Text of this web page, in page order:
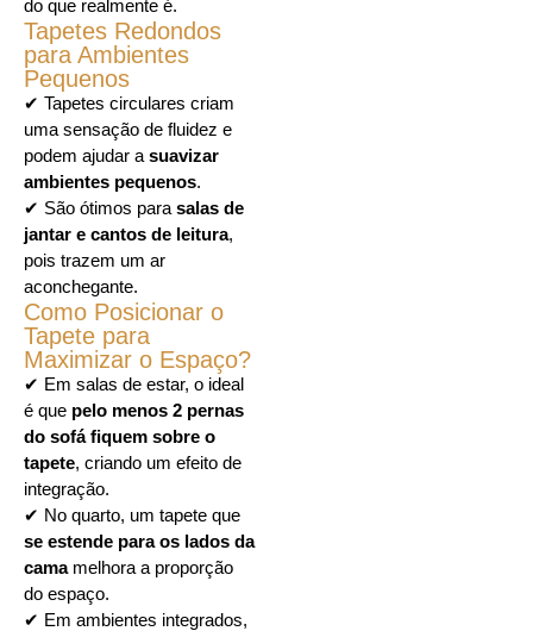
do que realmente é.
Tapetes Redondos
para Ambientes
Pequenos
✔ Tapetes circulares criam
uma sensação de fluidez e
podem ajudar a suavizar
ambientes pequenos.
✔ São ótimos para salas de
jantar e cantos de leitura,
pois trazem um ar
aconchegante.
Como Posicionar o
Tapete para
Maximizar o Espaço?
✔ Em salas de estar, o ideal
é que pelo menos 2 pernas
do sofá fiquem sobre o
tapete, criando um efeito de
integração.
✔ No quarto, um tapete que
se estende para os lados da
camamelhora a proporção
do espaço.
✔ Em ambientes integrados,